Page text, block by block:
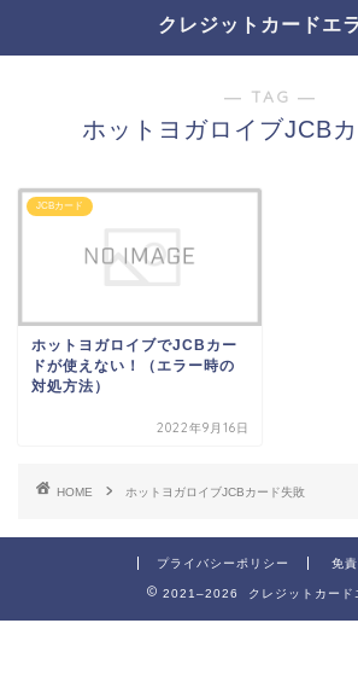
クレジットカードエ
― TAG ―
ホットヨガロイブJCB
JCBカード
ホットヨガロイブでJCBカー
ドが使えない！（エラー時の
対処方法）
2022年9月16日
HOME ホットヨガロイブJCBカード失敗
プライバシーポリシー 免
2021–2026 クレジットカード